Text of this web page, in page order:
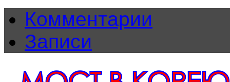
Комментарии
Записи